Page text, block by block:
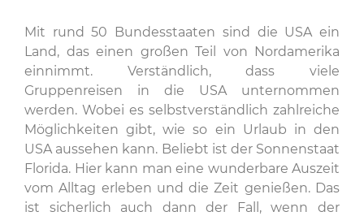
Mit rund 50 Bundesstaaten sind die USA ein
Land, das einen großen Teil von Nordamerika
einnimmt. Verständlich, dass viele
Gruppenreisen in die USA unternommen
werden. Wobei es selbstverständlich zahlreiche
Möglichkeiten gibt, wie so ein Urlaub in den
USA aussehen kann. Beliebt ist der Sonnenstaat
Florida. Hier kann man eine wunderbare Auszeit
vom Alltag erleben und die Zeit genießen. Das
ist sicherlich auch dann der Fall, wenn der